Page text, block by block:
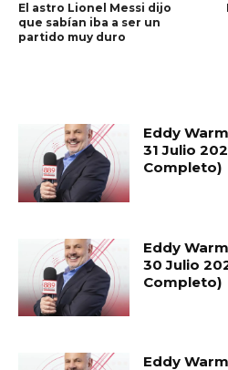
El astro Lionel Messi dijo
que sabían iba a ser un
partido muy duro
Eddy
31 Julio
Completo)
Eddy
30 Julio
Completo)
Eddy